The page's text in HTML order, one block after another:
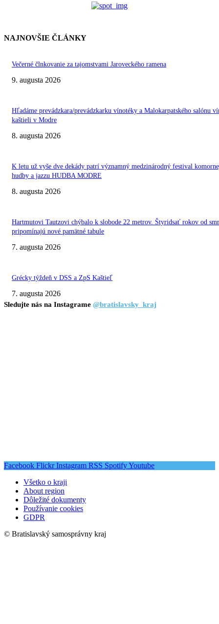
NAJNOVŠIE ČLÁNKY
Večerné člnkovanie za tajomstvami Jaroveckého ramena
9. augusta 2026
Hľadáme prevádzkara/prevádzkarku vínotéky a Malokarpatského salónu
kaštieli v Modre
8. augusta 2026
K letu už vyše dve dekády patrí významný medzinárodný festival
hudby a jazzu HUDBA MODRE
8. augusta 2026
Hartmutovi Tautzovi chýbalo k slobode 22 metrov. Štyridsať rokov od
pripomínajú nové pamätné tabule
7. augusta 2026
Grécky týždeň v DSS a ZpS Kaštieľ
7. augusta 2026
Sledujte nás na Instagrame @bratislavsky_kraj
Facebook Flickr Instagram RSS SpotifyYoutube
Všetko o kraji
About region
Dôležité dokumenty
Používanie cookies
GDPR
© Bratislavský samosprávny kraj